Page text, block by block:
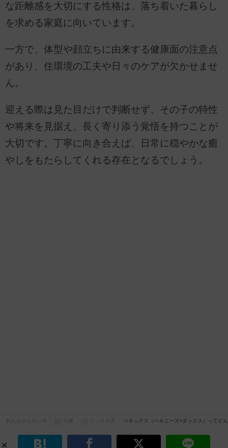
な距離感を大切にする性格は、落ち着いた暮らし
を求める家庭に向いています。
一方で、体型や顔立ちに由来する健康面の注意点
があり、住環境の工夫や日々のケアが欠かせませ
ん。
迎える際は見た目だけで判断せず、その子の特性
や将来を見据え、長く寄り添う覚悟を持つことが
大切です。丁寧に向き合えば、日常に穏やかな癒
やしをもたらしてくれる存在となるでしょう。
ペキックス（ペキニーズ×ダックス）ってど